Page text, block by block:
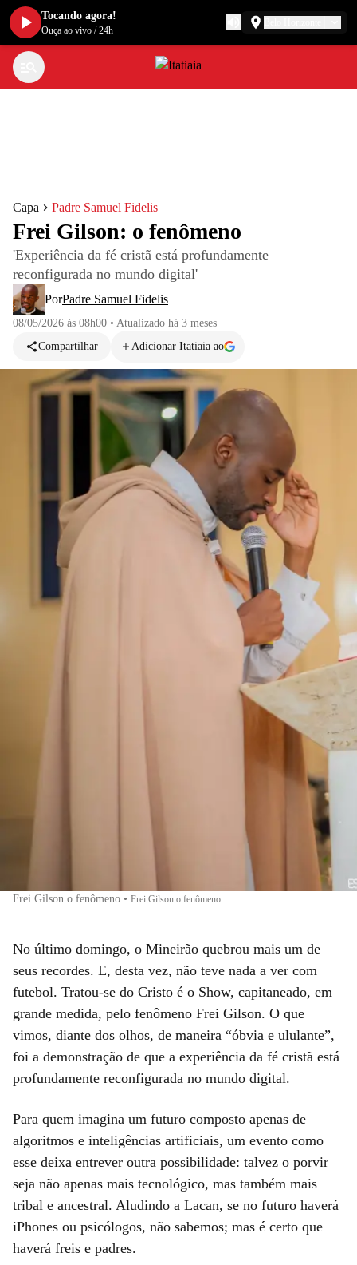
Capa Padre Samuel Fidelis
Frei Gilson: o fenômeno
'Experiência da fé cristã está profundamente
reconfigurada no mundo digital'
PorPadre Samuel Fidelis
08/05/2026 às 08h00 • Atualizado há 3 meses
Compartilhar
Adicionar Itatiaia ao
Frei Gilson o fenômeno • Frei Gilson o fenômeno
No último domingo, o Mineirão quebrou mais um de
seus recordes. E, desta vez, não teve nada a ver com
futebol. Tratou-se do Cristo é o Show, capitaneado, em
grande medida, pelo fenômeno Frei Gilson. O que
vimos, diante dos olhos, de maneira “óbvia e ululante”,
foi a demonstração de que a experiência da fé cristã está
profundamente reconfigurada no mundo digital.
Para quem imagina um futuro composto apenas de
algoritmos e inteligências artificiais, um evento como
esse deixa entrever outra possibilidade: talvez o porvir
seja não apenas mais tecnológico, mas também mais
tribal e ancestral. Aludindo a Lacan, se no futuro haverá
iPhones ou psicólogos, não sabemos; mas é certo que
haverá freis e padres.
Tocando agora!
Ouça ao vivo /24h